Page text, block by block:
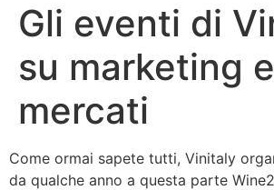
Gli eventi di
su marketing e
mercati
Come ormai sapete tutti, Vinitaly
da qualche anno a questa parte